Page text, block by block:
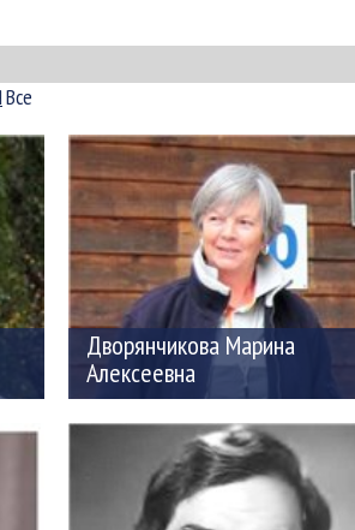
Все
Дворянчикова Марина
Алексеевна